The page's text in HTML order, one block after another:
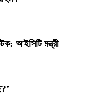
আইসিটি মন্ত্রী